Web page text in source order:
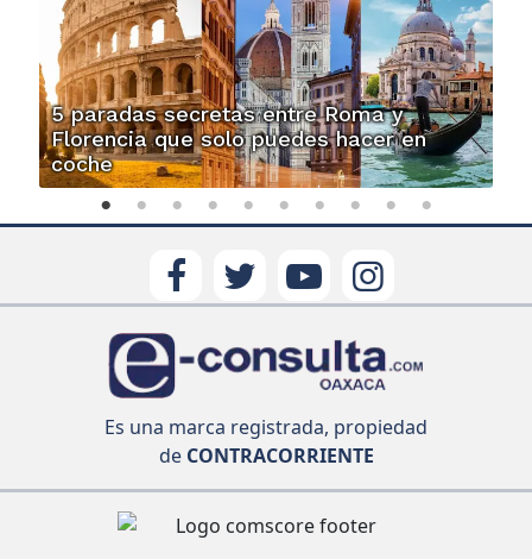
5 paradas secretas entre Roma y
Florencia que solo puedes hacer en
coche
Es una marca registrada, propiedad
deCONTRACORRIENTE